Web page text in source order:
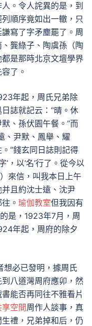
。令人詫異的是，到
順序竟如出一轍，只
寫了字矛塵罷了。周
龔綠子、陶虞孫（陶
是那時北京文壇學界
了。
年起，周氏兄弟除
誌就記云：“晴。休
、孫伏園午餐。”而
、尹默、鳳舉、耀
”錢玄同日誌則記得
’，以‘名’行了。從今以
）來信，叫我本日上午
且約沈士遠、沈尹
。 瑜伽教室但我因有
是，1923年7月，周
年起，周府的除夕
想必已發明，據周氏
八道灣周府應卯，然
能否再同往不雅看片
享空間周作人談事，真
禮，兄弟掉和后，仍